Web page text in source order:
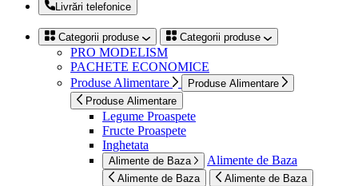
Livrări telefonice
Categorii produse Categorii produse
PRO MODELISM
PACHETE ECONOMICE
Produse Alimentare
Produse Alimentare
Produse Alimentare
Legume Proaspete
Fructe Proaspete
Inghetata
Alimente de Baza Alimente de Baza
Alimente de Baza Alimente de Baza